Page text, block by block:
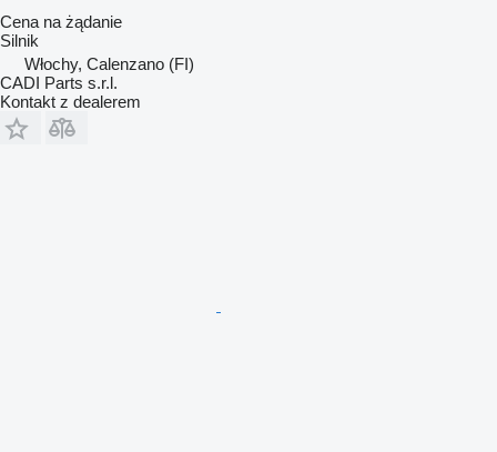
Cena na żądanie
Silnik
Włochy, Calenzano (FI)
CADI Parts s.r.l.
Kontakt z dealerem